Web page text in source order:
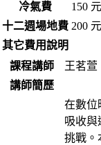
冷氣費
150 元
十二週場地費 200 元
其它費用說明
課程講師
王茗萱
講師簡歷
在數位
吸收與
挑戰。